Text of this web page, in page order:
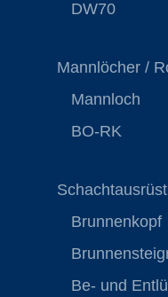
DW70
Mannlöcher /
Mannloch
BO-RK
Brunnenkopf
Be- und